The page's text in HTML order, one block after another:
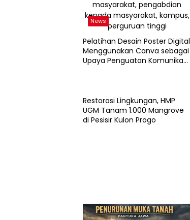
News
Pelatihan Desain Poster Digital
Menggunakan Canva sebagai
Upaya Penguatan Komunikasi
Restorasi Lingkungan, HMP
UGM Tanam 1.000 Mangrove
di Pesisir Kulon Progo